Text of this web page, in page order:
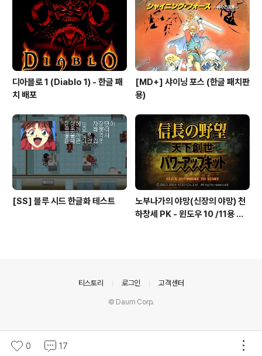
디아블로 1 (Diablo 1) - 한글 패
치 배포
[MD+] 샤이닝 포스 (한글 패치판
용)
[SS] 블루 시드 한글화 테스트
노부나가의 야망(신장의 야망) 천
하창세 PK - 윈도우 10 /11용 실
0 17
티스토리 로그인 고객센터
© Daum Corp.